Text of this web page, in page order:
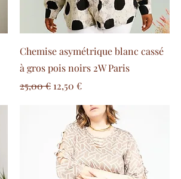
Chemise asymétrique blanc cassé
à gros pois noirs 2W Paris
Prix original
25,00 € Prix promotionnel
12,50 €